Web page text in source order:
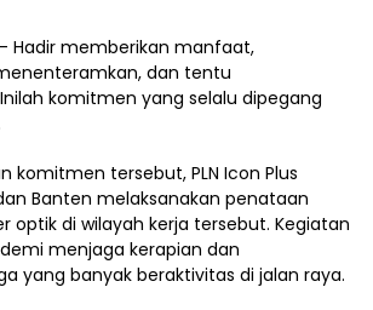
– Hadir memberikan manfaat,
dan tentu
komitmen yang selalu dipegang
komitmen tersebut, PLN Icon Plus
Banten melaksanakan penataan
optik di wilayah kerja tersebut. Kegiatan
menjaga kerapian dan
yang banyak beraktivitas di jalan raya.